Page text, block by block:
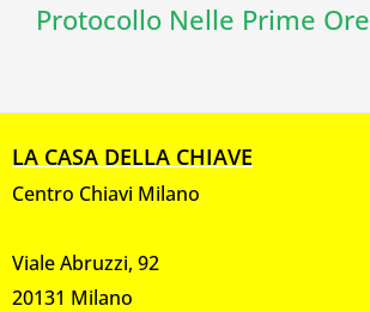
Protocollo Nelle Prime Ore
LA CASA DELLA CHIAVE
Centro Chiavi Milano
Viale Abruzzi, 92
20131 Milano